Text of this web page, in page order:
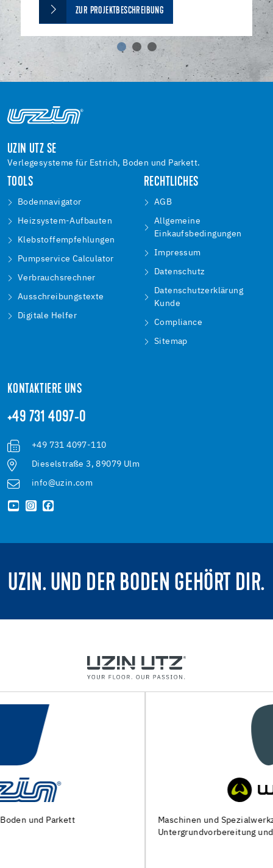
ZUR PROJEKTBESCHREIBUNG
UZIN UTZ SE
Verlegesysteme für Estrich, Boden und Parkett.
TOOLS
Bodennavigator
Heizsystem-Aufbauten
Klebstoffempfehlungen
Pumpservice Calculator
Verbrauchsrechner
Ausschreibungstexte
Digitale Helfer
RECHTLICHES
AGB
Allgemeine
Einkaufsbedingungen
Impressum
Datenschutz
Datenschutzerklärung
Kunde
Compliance
Sitemap
KONTAKTIERE UNS
+49 731 4097-0
+49 731 4097-110
Dieselstraße 3, 89079 Ulm
info@uzin.com
UZIN. UND DER BODEN GEHÖRT DIR.
Maschinen und Spezialwerkzeuge zur
Untergrundvorbereitung und Verlegung von Bodenbelägen